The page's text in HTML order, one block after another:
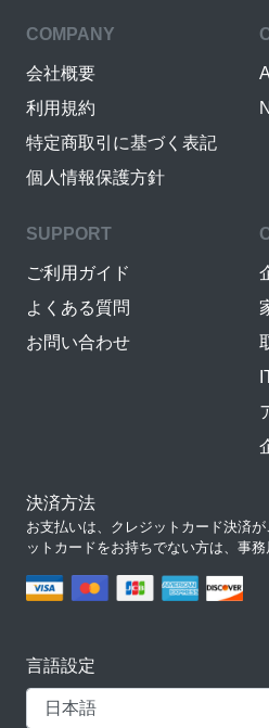
COMPANY
会社概要
利用規約
特定商取引に基づく表記
個人情報保護方針
SUPPORT
ご利用ガイド
よくある質問
お問い合わせ
決済方法
お支払いは、クレジットカード決済
ットカードをお持ちでない方は、事務
言語設定